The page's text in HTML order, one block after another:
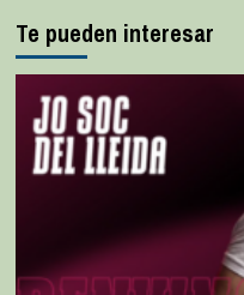
Te pueden interesar